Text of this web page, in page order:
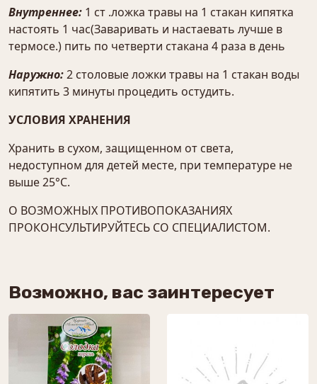
Внутреннее: 1 ст .ложка травы на 1 стакан кипятка
настоять 1 час(Заваривать и настаевать лучше в
термосе.) пить по четверти стакана 4 раза в день
Наружно:2 столовые ложки травы на 1 стакан воды
кипятить 3 минуты процедить остудить.
УСЛОВИЯ ХРАНЕНИЯ
Хранить в сухом, защищенном от света,
недоступном для детей месте, при температуре не
выше 25°С.
О ВОЗМОЖНЫХ ПРОТИВОПОКАЗАНИЯХ
ПРОКОНСУЛЬТИРУЙТЕСЬ СО СПЕЦИАЛИСТОМ.
Возможно, вас заинтересует